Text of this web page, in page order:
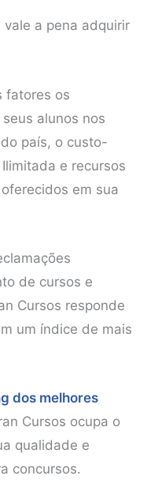
vale a pena adquirir
fatores os
alunos nos
país, o custo-
e recursos
em sua
de cursos e
Cursos responde
um índice de mais
dos melhores
Cursos ocupa o
qualidade e
concursos.